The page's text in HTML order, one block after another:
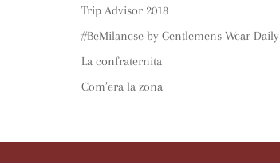
Trip Advisor 2018
#BeMilanese by Gentlemens Wear Daily
La confraternita
Com’era la zona